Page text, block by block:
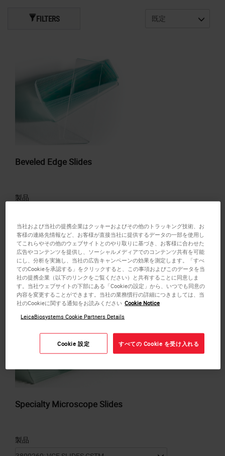
Beveled Edge Slides
製品
orREQUEST a bulk quote.
見積もりに追加する
Specialty Microscope Slides
製品
FILTERS
当社および当社の提携企業はクッキーおよびその他のトラッキング技術、お
客様の連絡先情報など、お客様が直接当社に提供するデータの一部を使用し
てこれらやその他のウェブサイトとのやり取りに基づき、お客様に合わせた
広告やコンテンツを提供し、ソーシャルメディアでのコンテンツ共有を可能
にし、分析を実施し、当社の広告キャンペーンの効果を測定します。「すべ
てのCookieを承認する」をクリックすると、この事項およびこのデータを当
社の提携企業（以下のリンクをご覧ください）と共有することに同意しま
す。当社ウェブサイトの下部にある「Cookieの設定」から、いつでも同意の
内容を変更することができます。当社の業務慣行の詳細につきましては、当
社のCookieに関する通知をお読みください Cookie Notice
LeicaBiosystems Cookie Partners Details
Cookie 設定 すべての Cookie を受け入れる